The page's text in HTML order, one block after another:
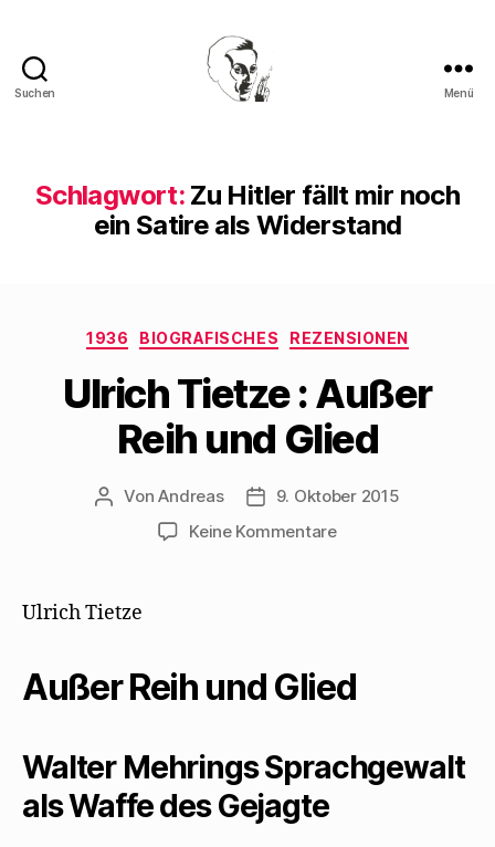
Suchen Menü
Schlagwort: Zu Hitler fällt mir noch
ein Satire als Widerstand
Kategorien
1936 BIOGRAFISCHES REZENSIONEN
Ulrich Tietze : Außer
Reih und Glied
Beitragsautor
VonAndreas Beitragsdatum
9. Oktober 2015
Keine Kommentarezu
und
Glied
Ulrich Tietze
Außer Reih und Glied
Walter Mehrings Sprachgewalt
als Waffe des Gejagte